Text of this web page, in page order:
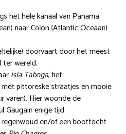
het hele kanaal van Panama
naar Colon (Atlantic Oceaan)
doorvaart door het meest
ter wereld.
Isla Taboga, het
met pittoreske straatjes en mooie
varen). Hier woonde de
Gaugain enige tijd.
en/of een boottocht